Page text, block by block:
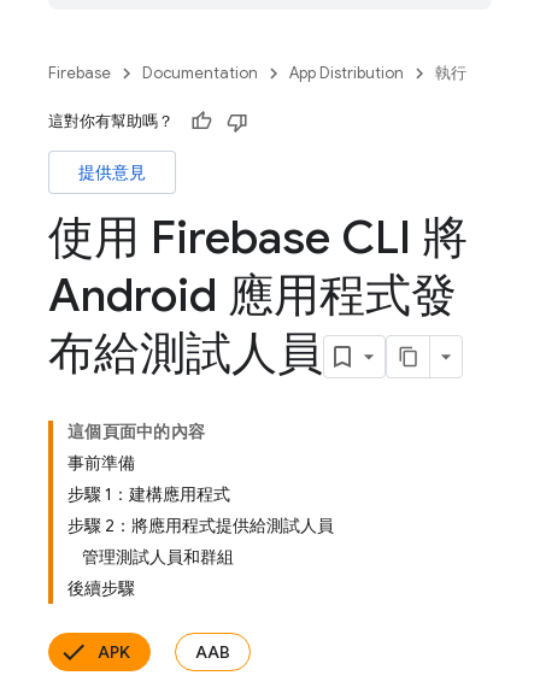
Firebase Documentation App Distribution 執行
這對你有幫助嗎？
提供意見
使用 Firebase CLI 將
Android 應用程式發
布給測試人員
這個頁面中的內容
事前準備
步驟 1：建構應用程式
步驟 2：將應用程式提供給測試人員
管理測試人員和群組
後續步驟
APK AAB